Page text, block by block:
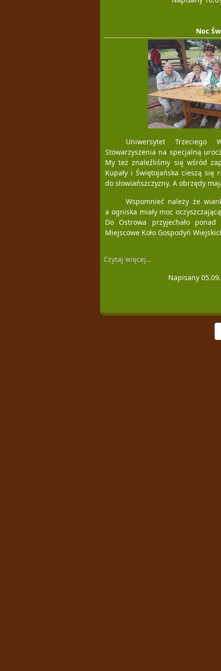
Noc
Uniwersytet Trzeciego
Stowarzyszenia na specjalną
My też znaleźliśmy się wśród
Kupały i Świętojańska cieszą
do słowiańszczyzny. A obrzędy
Wspomnieć należy że
a ogniska miały moc
Do Ostrowa przyjechało
Miejscowe Koło Gospodyń
Czytaj więcej...
Napisany